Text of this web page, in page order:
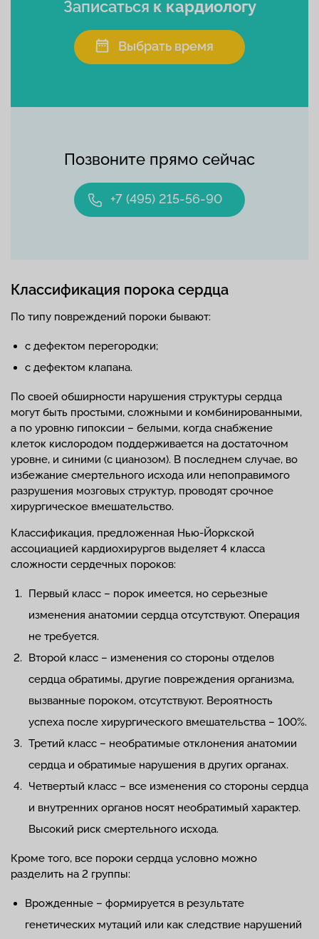
Позвоните прямо сейчас
+7 (495) 215-56-90
Записаться к кардиологу
Выбрать время
Классификация порока сердца
По типу повреждений пороки бывают:
с дефектом перегородки;
с дефектом клапана.
По своей обширности нарушения структуры сердца
могут быть простыми, сложными и комбинированными,
а по уровню гипоксии – белыми, когда снабжение
клеток кислородом поддерживается на достаточном
уровне, и синими (с цианозом). В последнем случае, во
избежание смертельного исхода или непоправимого
разрушения мозговых структур, проводят срочное
хирургическое вмешательство.
Классификация, предложенная Нью-Йоркской
ассоциацией кардиохирургов выделяет 4 класса
сложности сердечных пороков:
Первый класс – порок имеется, но серьезные
изменения анатомии сердца отсутствуют. Операция
не требуется.
Второй класс – изменения со стороны отделов
сердца обратимы, другие повреждения организма,
вызванные пороком, отсутствуют. Вероятность
успеха после хирургического вмешательства – 100%.
Третий класс – необратимые отклонения анатомии
сердца и обратимые нарушения в других органах.
Четвертый класс – все изменения со стороны сердца
и внутренних органов носят необратимый характер.
Высокий риск смертельного исхода.
Кроме того, все пороки сердца условно можно
разделить на 2 группы:
Врожденные – формируется в результате
генетических мутаций или как следствие нарушений